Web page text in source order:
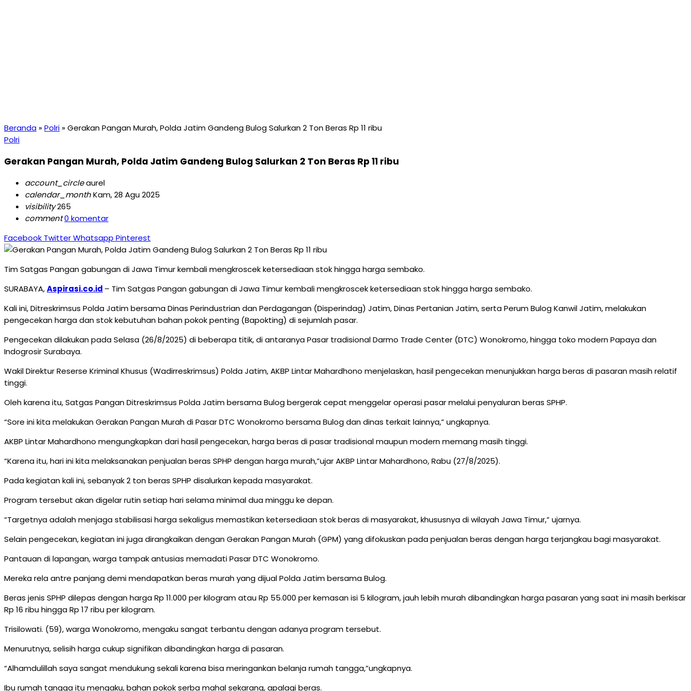
Beranda »Polri »Gerakan Pangan Murah, Polda Jatim Gandeng Bulog Salurkan 2 Ton Beras Rp 11 ribu
Polri
Gerakan Pangan Murah, Polda Jatim Gandeng Bulog Salurkan 2 Ton Beras Rp 11 ribu
account_circleaurel
calendar_monthKam, 28 Agu 2025
visibility265
comment0 komentar
Facebook TwitterWhatsapp Pinterest
Tim Satgas Pangan gabungan di Jawa Timur kembali mengkroscek ketersediaan stok hingga harga sembako.
SURABAYA,Aspirasi.co.id – Tim Satgas Pangan gabungan di Jawa Timur kembali mengkroscek ketersediaan stok hingga harga sembako.
Kali ini, Ditreskrimsus Polda Jatim bersama Dinas Perindustrian dan Perdagangan (Disperindag) Jatim, Dinas Pertanian Jatim, serta Perum Bulog Kanwil Jatim, melakukan
pengecekan harga dan stok kebutuhan bahan pokok penting (Bapokting) di sejumlah pasar.
Pengecekan dilakukan pada Selasa (26/8/2025) di beberapa titik, di antaranya Pasar tradisional Darmo Trade Center (DTC) Wonokromo, hingga toko modern Papaya dan
Indogrosir Surabaya.
Wakil Direktur Reserse Kriminal Khusus (Wadirreskrimsus) Polda Jatim, AKBP Lintar Mahardhono menjelaskan, hasil pengecekan menunjukkan harga beras di pasaran masih relatif
tinggi.
Oleh karena itu, Satgas Pangan Ditreskrimsus Polda Jatim bersama Bulog bergerak cepat menggelar operasi pasar melalui penyaluran beras SPHP.
“Sore ini kita melakukan Gerakan Pangan Murah di Pasar DTC Wonokromo bersama Bulog dan dinas terkait lainnya,” ungkapnya.
AKBP Lintar Mahardhono mengungkapkan dari hasil pengecekan, harga beras di pasar tradisional maupun modern memang masih tinggi.
“Karena itu, hari ini kita melaksanakan penjualan beras SPHP dengan harga murah,”ujar AKBP Lintar Mahardhono, Rabu (27/8/2025).
Pada kegiatan kali ini, sebanyak 2 ton beras SPHP disalurkan kepada masyarakat.
Program tersebut akan digelar rutin setiap hari selama minimal dua minggu ke depan.
“Targetnya adalah menjaga stabilisasi harga sekaligus memastikan ketersediaan stok beras di masyarakat, khususnya di wilayah Jawa Timur,” ujarnya.
Selain pengecekan, kegiatan ini juga dirangkaikan dengan Gerakan Pangan Murah (GPM) yang difokuskan pada penjualan beras dengan harga terjangkau bagi masyarakat.
Pantauan di lapangan, warga tampak antusias memadati Pasar DTC Wonokromo.
Mereka rela antre panjang demi mendapatkan beras murah yang dijual Polda Jatim bersama Bulog.
Beras jenis SPHP dilepas dengan harga Rp 11.000 per kilogram atau Rp 55.000 per kemasan isi 5 kilogram, jauh lebih murah dibandingkan harga pasaran yang saat ini masih berkisar
Rp 16 ribu hingga Rp 17 ribu per kilogram.
Trisilowati. (59), warga Wonokromo, mengaku sangat terbantu dengan adanya program tersebut.
Menurutnya, selisih harga cukup signifikan dibandingkan harga di pasaran.
“Alhamdulillah saya sangat mendukung sekali karena bisa meringankan belanja rumah tangga,”ungkapnya.
Ibu rumah tangga itu mengaku, bahan pokok serba mahal sekarang, apalagi beras.